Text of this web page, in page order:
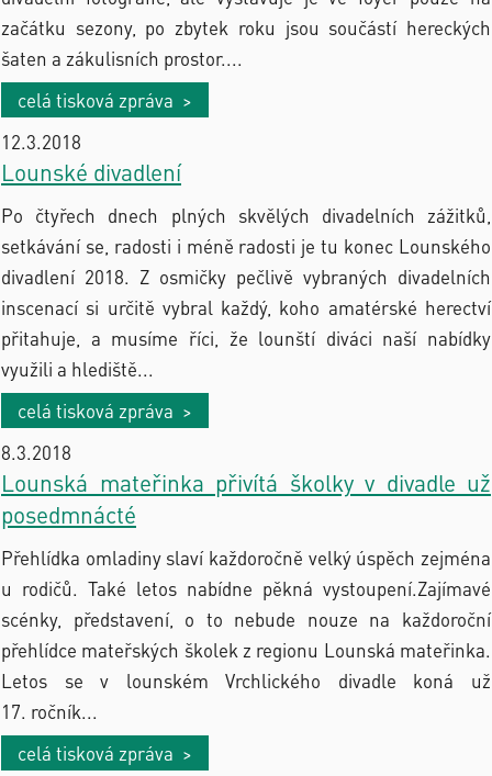
začátku sezony, po zbytek roku jsou součástí hereckých
šaten a zákulisních prostor....
celá tisková zpráva >
12.3.2018
Lounské divadlení
Po čtyřech dnech plných skvělých divadelních zážitků,
setkávání se, radosti i méně radosti je tu konec Lounského
divadlení 2018. Z osmičky pečlivě vybraných divadelních
inscenací si určitě vybral každý, koho amatérské herectví
přitahuje, a musíme říci, že lounští diváci naší nabídky
využili a hlediště...
celá tisková zpráva >
8.3.2018
Lounská mateřinka přivítá školky v divadle už
posedmnácté
Přehlídka omladiny slaví každoročně velký úspěch zejména
u rodičů. Také letos nabídne pěkná vystoupení.Zajímavé
scénky, představení, o to nebude nouze na každoroční
přehlídce mateřských školek z regionu Lounská mateřinka.
Letos se v lounském Vrchlického divadle koná už
17. ročník...
celá tisková zpráva >